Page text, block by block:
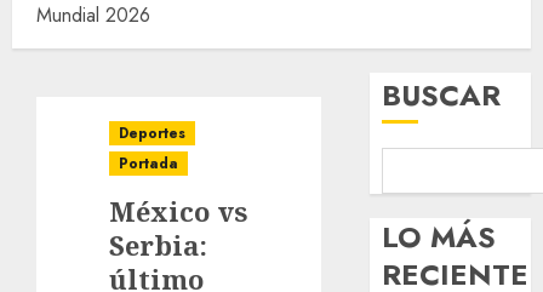
Mundial 2026
Deportes
Portada
México vs
Serbia:
último
BUSCAR
LO MÁS
RECIENTE